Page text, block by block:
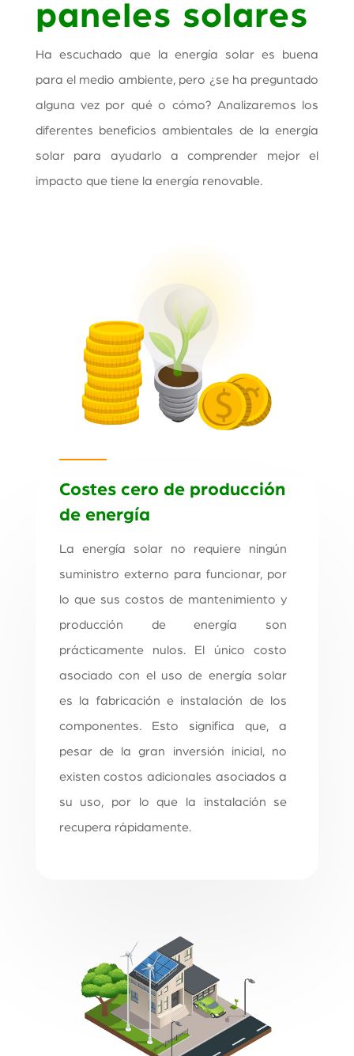
paneles solares
Ha escuchado que la energía solar es buena
para el medio ambiente, pero ¿se ha preguntado
alguna vez por qué o cómo? Analizaremos los
diferentes beneficios ambientales de la energía
solar para ayudarlo a comprender mejor el
impacto que tiene la energía renovable.
Costes cero de producción
de energía
La energía solar no requiere ningún
suministro externo para funcionar, por
lo que sus costos de mantenimiento y
producción de energía son
prácticamente nulos. El único costo
asociado con el uso de energía solar
es la fabricación e instalación de los
componentes. Esto significa que, a
pesar de la gran inversión inicial, no
existen costos adicionales asociados a
su uso, por lo que la instalación se
recupera rápidamente.